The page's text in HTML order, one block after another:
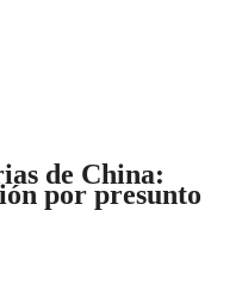
de China:
por presunto